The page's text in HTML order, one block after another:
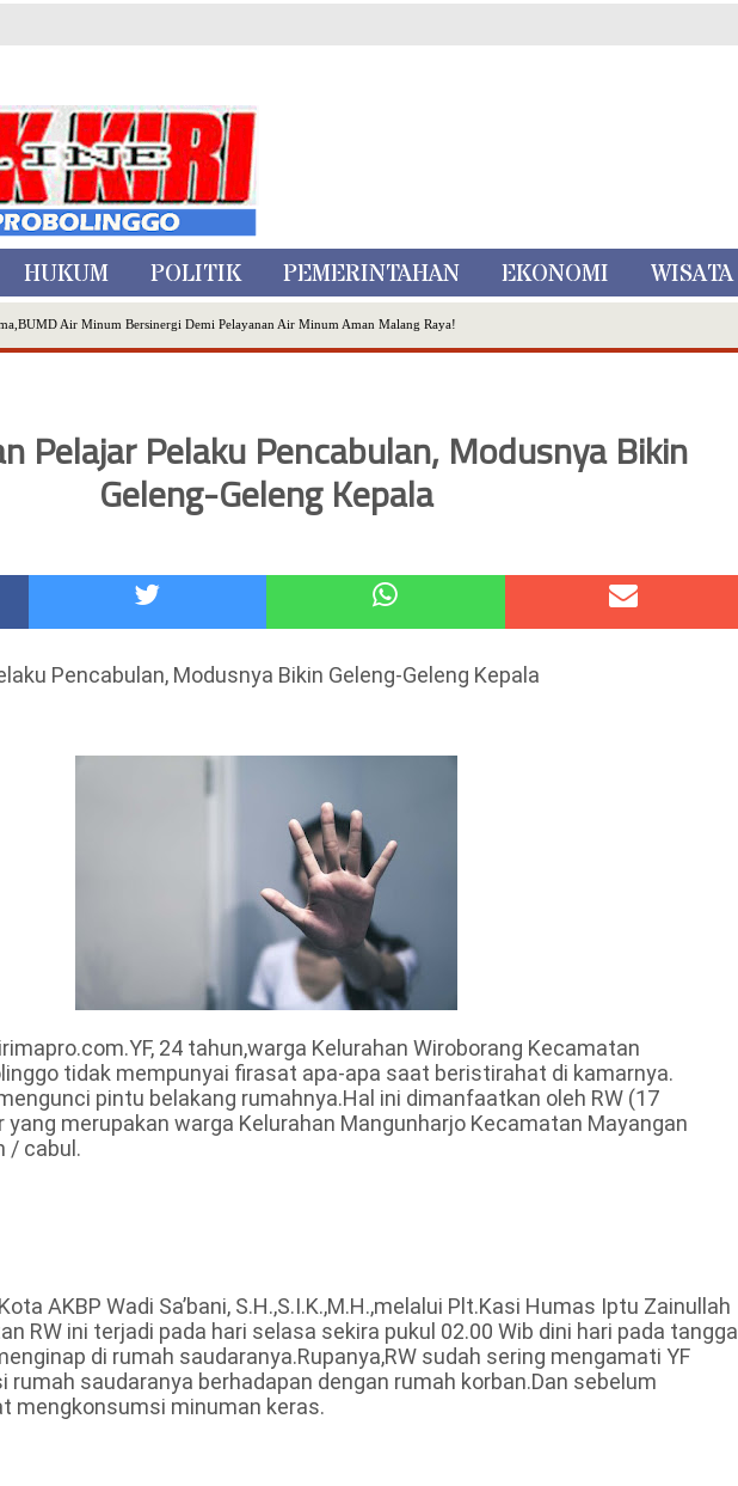
HUKUM POLITIK PEMERINTAHAN EKONOMI WISATA
Air Minum Bersinergi Demi Pelayanan Air Minum Aman Malang Raya!
Manusia Silver di Probolinggo Ditangkap di Kediri,Satu Buron
Pesona Wisata di Amfiteater, Mikutopia Buka Rekrutmen Karyawan,Berikut Kualifikasinya
Perkuat Ketahanan Pangan Lewat Dialog Bersama Petani
TERBUKA PEMUTAKHIRAN DATA PEMILIH BERKELANJUTAN (PDPB) TRIWULAN II
'Smart Water City' di Indonesia City Expo APEKSI XVIII Medan
Jatuhkan Putusan Pelanggaran Kode Etik Advokat, Abd. Aziz Divonis Bersalah
Pelajar Pelaku Pencabulan, Modusnya Bikin
Geleng-Geleng Kepala
Pencabulan, Modusnya Bikin Geleng-Geleng Kepala
24 tahun,warga Kelurahan Wiroborang Kecamatan
tidak mempunyai firasat apa-apa saat beristirahat di kamarnya.
pintu belakang rumahnya.Hal ini dimanfaatkan oleh RW (17
yang merupakan warga Kelurahan Mangunharjo Kecamatan Mayangan
/ cabul.
AKBP Wadi Sa’bani, S.H.,S.I.K.,M.H.,melalui Plt.Kasi Humas Iptu Zainullah
RW ini terjadi pada hari selasa sekira pukul 02.00 Wib dini hari pada tanggal
di rumah saudaranya.Rupanya,RW sudah sering mengamati YF
rumah saudaranya berhadapan dengan rumah korban.Dan sebelum
mengkonsumsi minuman keras.